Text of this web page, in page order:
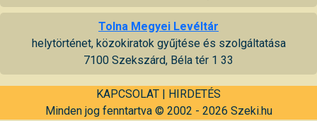
Tolna Megyei Levéltár
helytörténet, közokiratok gyűjtése és szolgáltatása
7100 Szekszárd, Béla tér 1 33
KAPCSOLAT | HIRDETÉS
Minden jog fenntartva © 2002 - 2026 Szeki.hu